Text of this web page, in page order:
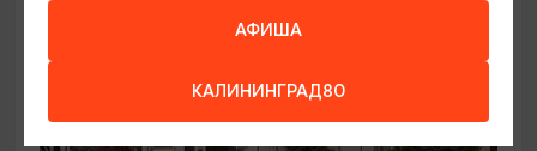
АФИША
КАЛИНИНГРАД80